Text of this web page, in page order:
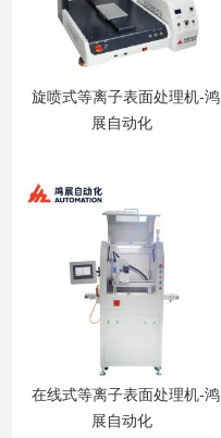
旋喷式等离子表面处理机-鸿
展自动化
在线式等离子表面处理机-鸿
展自动化